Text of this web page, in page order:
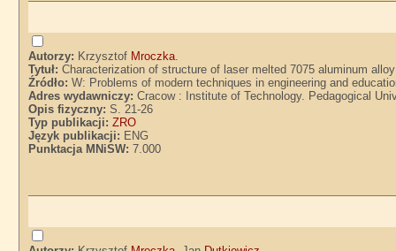
Autorzy: Krzysztof Mroczka.
Tytuł:Characterization of structure of laser melted 7075 aluminum
Źródło:W: Problems of modern techniques in engineering and
Adres wydawniczy:Cracow : Institute of Technology. Pedagogical
Opis fizyczny:S. 21-26
Typ publikacji:ZRO
Język publikacji: ENG
Punktacja MNiSW:7.000